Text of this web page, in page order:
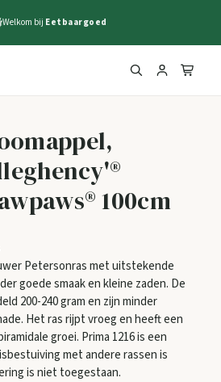
Welkom bij Eetbaargoed
100cm
Petersonras met uitstekende
goede smaak en kleine zaden. De
200-240 gram en zijn minder
Het ras rijpt vroeg en heeft een
groei. Prima 1216 is een
met andere rassen is
is niet toegestaan.